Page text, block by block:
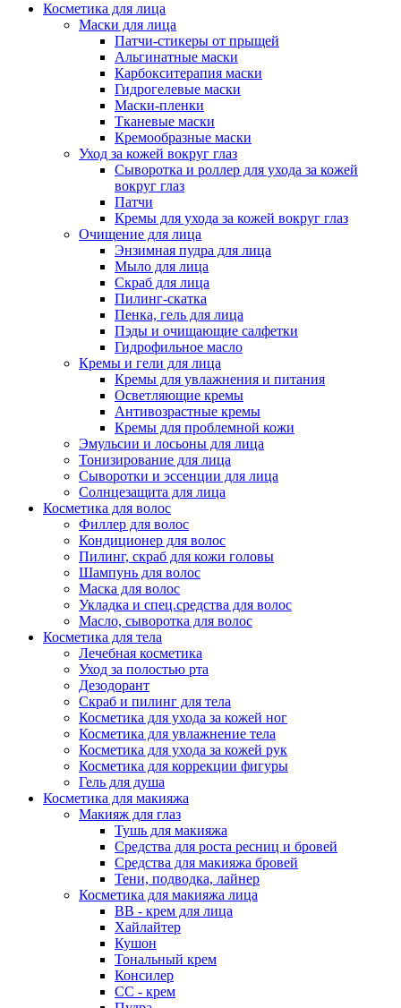
Косметика для лица
Маски для лица
Патчи-стикеры от прыщей
Альгинатные маски
Карбокситерапия маски
Гидрогелевые маски
Маски-пленки
Тканевые маски
Кремообразные маски
Уход за кожей вокруг глаз
Сыворотка и роллер для ухода за кожей
вокруг глаз
Патчи
Кремы для ухода за кожей вокруг глаз
Очищение для лица
Энзимная пудра для лица
Мыло для лица
Скраб для лица
Пилинг-скатка
Пенка, гель для лица
Пэды и очищающие салфетки
Гидрофильное масло
Кремы и гели для лица
Кремы для увлажнения и питания
Осветляющие кремы
Антивозрастные кремы
Кремы для проблемной кожи
Эмульсии и лосьоны для лица
Тонизирование для лица
Сыворотки и эссенции для лица
Солнцезащита для лица
Косметика для волос
Филлер для волос
Кондиционер для волос
Пилинг, скраб для кожи головы
Шампунь для волос
Маска для волос
Укладка и спец.средства для волос
Масло, сыворотка для волос
Косметика для тела
Лечебная косметика
Уход за полостью рта
Дезодорант
Скраб и пилинг для тела
Косметика для ухода за кожей ног
Косметика для увлажнение тела
Косметика для ухода за кожей рук
Косметика для коррекции фигуры
Гель для душа
Косметика для макияжа
Макияж для глаз
Тушь для макияжа
Средства для роста ресниц и бровей
Средства для макияжа бровей
Тени, подводка, лайнер
Косметика для макияжа лица
ВВ - крем для лица
Хайлайтер
Кушон
Тональный крем
Консилер
СС - крем